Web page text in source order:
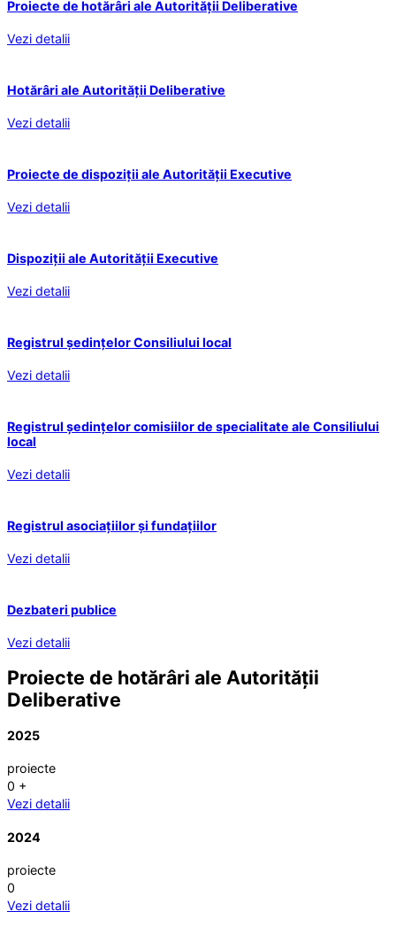
Proiecte de hotărâri ale Autorității Deliberative
Vezi detalii
Hotărâri ale Autorității Deliberative
Vezi detalii
Proiecte de dispoziții ale Autorității Executive
Vezi detalii
Dispoziții ale Autorității Executive
Vezi detalii
Registrul ședințelor Consiliului local
Vezi detalii
Registrul ședințelor comisiilor de specialitate ale Consiliului
local
Vezi detalii
Registrul asociațiilor și fundațiilor
Vezi detalii
Dezbateri publice
Vezi detalii
Proiecte de hotărâri ale Autorității
Deliberative
2025
proiecte
0 +
Vezi detalii
2024
proiecte
0
Vezi detalii